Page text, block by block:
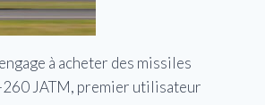
à acheter des missiles
JATM, premier utilisateur